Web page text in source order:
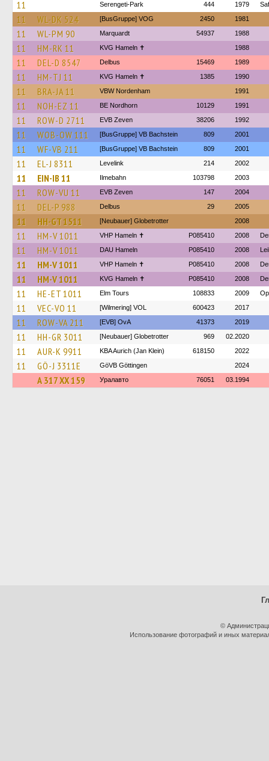
11 Serengeti-Park 444 1979
11 WL-DK 524 [BusGruppe] VOG 2450 1981
11 WL-PM 90 Marquardt 54937 1988
11 HM-RK 11 KVG Hameln ✝ 1988
11 DEL-D 8547 Delbus 15469 1989
11 HM-TJ 11 KVG Hameln ✝ 1385 1990
11 BRA-JA 11 VBW Nordenham 1991
11 NOH-EZ 11 BE Nordhorn 10129 1991
11 ROW-D 2711 EVB Zeven 38206 1992
11 WOB-OW 111 [BusGruppe] VB Bachstein 809 2001
11 WF-VB 211 [BusGruppe] VB Bachstein 809 2001
11 EL-J 8311 Levelink 214 2002
11 EIN-IB 11 Ilmebahn 103798 2003
11 ROW-VU 11 EVB Zeven 147 2004
11 DEL-P 988 Delbus 29 2005
11 HH-GT 1511 [Neubauer] Globetrotter 2008
11 HM-V 1011 VHP Hameln ✝ P085410 2008
11 HM-V 1011 DAU Hameln P085410 2008
11 HM-V 1011 VHP Hameln ✝ P085410 2008
11 HM-V 1011 KVG Hameln ✝ P085410 2008
11 HE-ET 1011 Elm Tours 108833 2009
11 VEC-VO 11 [Wilmering] VOL 600423 2017
11 ROW-VA 211 [EVB] OvA 41373 2019
11 HH-GR 3011 [Neubauer] Globetrotter 969 02.2020
11 AUR-K 9911 KBA Aurich (Jan Klein) 618150 2022
11 GÖ-J 3311E GöVB Göttingen 2024
А 317 ХХ 159 Уралавто 76051 03.1994
©
Использование фотографий и иных